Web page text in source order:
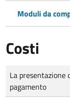
Moduli da
Costi
Tipo di pagamento
Importo
La presentazione
pagamento